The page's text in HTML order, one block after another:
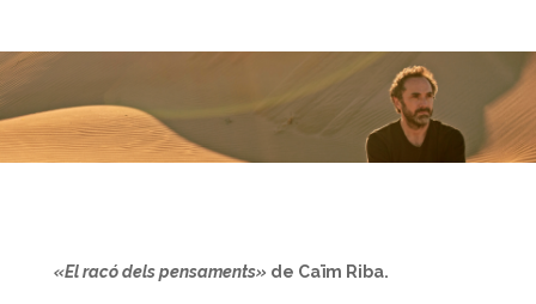
«El racó dels pensaments» de Caïm Riba.